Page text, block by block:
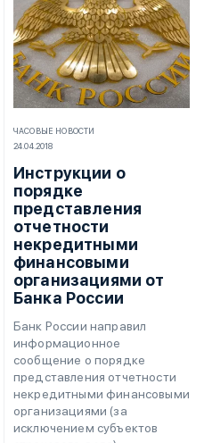
ЧАСОВЫЕ НОВОСТИ
24.04.2018
Инструкции о
порядке
представления
отчетности
некредитными
финансовыми
организациями от
Банка России
Банк России направил
информационное
сообщение о порядке
представления отчетности
некредитными финансовыми
организациями (за
исключением субъектов